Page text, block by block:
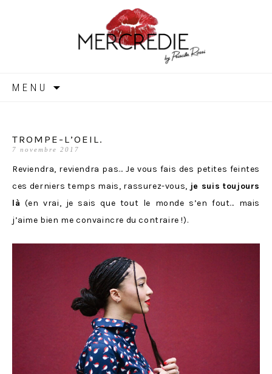
MERCREDIE
MENU
TROMPE-L’OEIL.
7 novembre 2017
Reviendra, reviendra pas… Je vous fais des petites feintes
ces derniers temps mais, rassurez-vous, je suis toujours
là (en vrai, je sais que tout le monde s’en fout… mais
j’aime bien me convaincre du contraire !).